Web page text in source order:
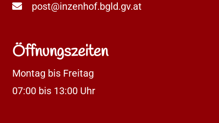
post@inzenhof.bgld.gv.at
Öffnungszeiten
Montag bis Freitag
07:00 bis 13:00 Uhr